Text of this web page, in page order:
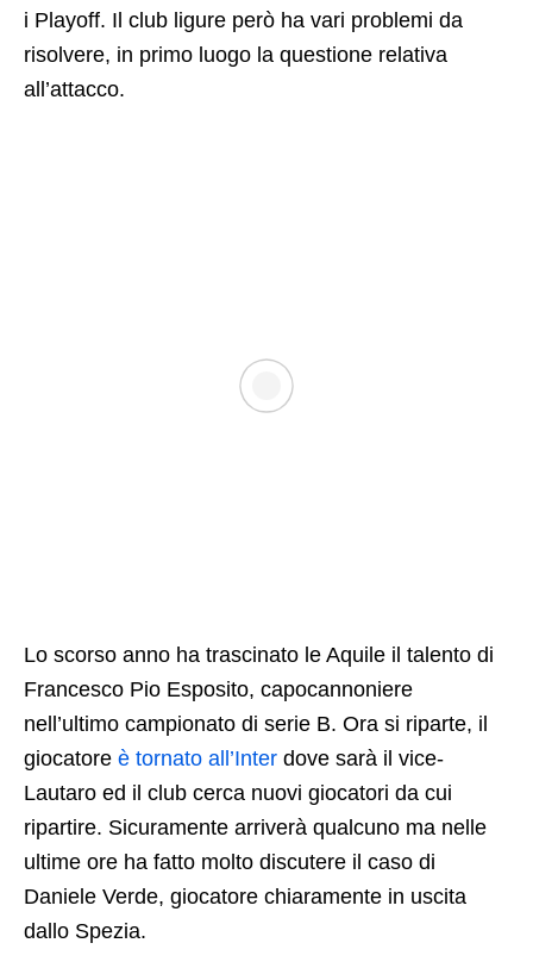
i Playoff. Il club ligure però ha vari problemi da
risolvere, in primo luogo la questione relativa
all’attacco.
Lo scorso anno ha trascinato le Aquile il talento di
Francesco Pio Esposito, capocannoniere
nell’ultimo campionato di serie B. Ora si riparte, il
giocatore è tornato all’Inter dove sarà il vice-
Lautaro ed il club cerca nuovi giocatori da cui
ripartire. Sicuramente arriverà qualcuno ma nelle
ultime ore ha fatto molto discutere il caso di
Daniele Verde, giocatore chiaramente in uscita
dallo Spezia.